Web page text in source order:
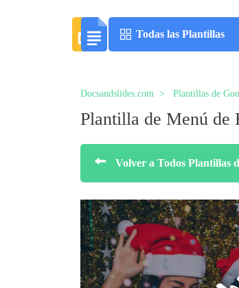
Todas las Plantillas
Docsandslides.com Plantillas de
Plantilla de Menú de
Volver a Todos Plantillas de Menús